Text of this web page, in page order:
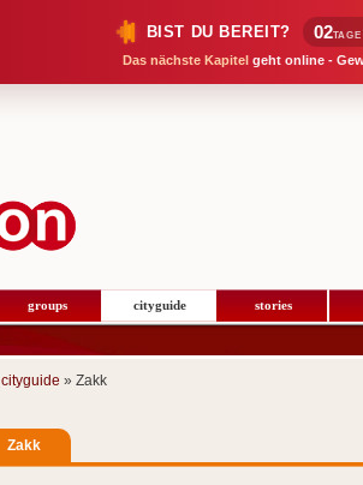
BIST DU BEREIT? 02TAGE
Das nächste Kapitel geht online -
groups cityguide stories
cityguide » Zakk
Zakk